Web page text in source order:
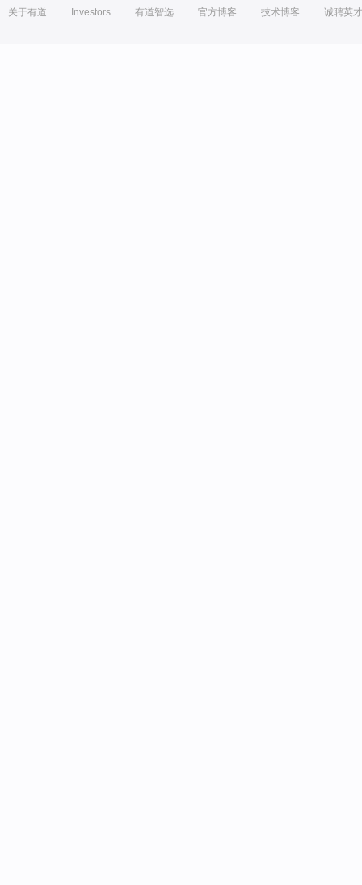
关于有道 Investors 有道智选 官方博客 技术博客 诚聘英才